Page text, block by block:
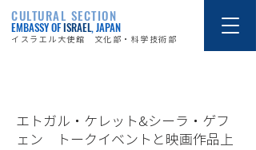
CULTURAL SECTION
EMBASSY OFISRAEL, JAPAN
イスラエル大使館 文化部・科学技術部
エトガル・ケレット&シーラ・ゲフ
ェン トークイベントと映画作品上